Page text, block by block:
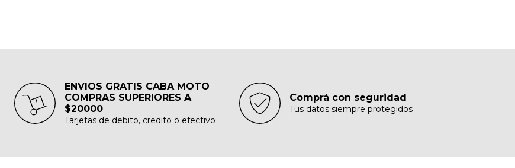
ENVIOS GRATIS CABA MOTO
COMPRAS SUPERIORES A
$20000
Tarjetas de debito, credito o efectivo
Comprá con seguridad
Tus datos siempre protegidos